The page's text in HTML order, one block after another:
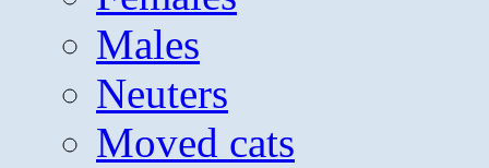
Males
Neuters
Moved cats